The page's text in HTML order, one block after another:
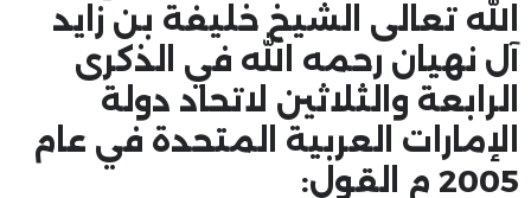
الله تعالى الشيخ خليفة بن زايد
آل نهيان رحمه الله في الذكرى
الرابعة والثلاثين لاتحاد دولة
الإمارات العربية المتحدة في عام
2005 م القول: